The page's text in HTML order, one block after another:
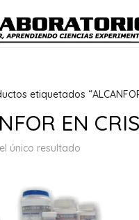
etiquetados “ALCANFOR
EN
único resultado